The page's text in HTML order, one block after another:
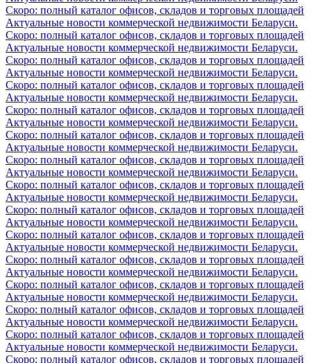
Скоро: полный каталог офисов, складов и торговых площадей
Актуальные новости коммерческой недвижимости Беларуси.
Скоро: полный каталог офисов, складов и торговых площадей
Актуальные новости коммерческой недвижимости Беларуси.
Скоро: полный каталог офисов, складов и торговых площадей
Актуальные новости коммерческой недвижимости Беларуси.
Скоро: полный каталог офисов, складов и торговых площадей
Актуальные новости коммерческой недвижимости Беларуси.
Скоро: полный каталог офисов, складов и торговых площадей
Актуальные новости коммерческой недвижимости Беларуси.
Скоро: полный каталог офисов, складов и торговых площадей
Актуальные новости коммерческой недвижимости Беларуси.
Скоро: полный каталог офисов, складов и торговых площадей
Актуальные новости коммерческой недвижимости Беларуси.
Скоро: полный каталог офисов, складов и торговых площадей
Актуальные новости коммерческой недвижимости Беларуси.
Скоро: полный каталог офисов, складов и торговых площадей
Актуальные новости коммерческой недвижимости Беларуси.
Скоро: полный каталог офисов, складов и торговых площадей
Актуальные новости коммерческой недвижимости Беларуси.
Скоро: полный каталог офисов, складов и торговых площадей
Актуальные новости коммерческой недвижимости Беларуси.
Скоро: полный каталог офисов, складов и торговых площадей
Актуальные новости коммерческой недвижимости Беларуси.
Скоро: полный каталог офисов, складов и торговых площадей
Актуальные новости коммерческой недвижимости Беларуси.
Скоро: полный каталог офисов, складов и торговых площадей
Актуальные новости коммерческой недвижимости Беларуси.
Скоро: полный каталог офисов, складов и торговых площадей